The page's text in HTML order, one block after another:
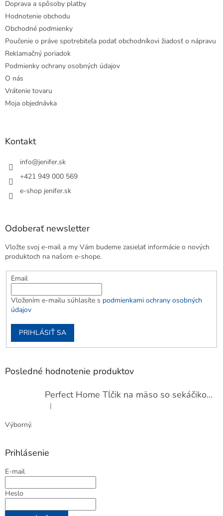
Doprava a spôsoby platby
Hodnotenie obchodu
Obchodné podmienky
Poučenie o práve spotrebiteľa podať obchodníkovi žiadosť o nápravu
Reklamačný poriadok
Podmienky ochrany osobných údajov
O nás
Vrátenie tovaru
Moja objednávka
Kontakt
info@jenifer.sk
+421 949 000 569
e-shop jenifer.sk
Odoberať newsletter
Vložte svoj e-mail a my Vám budeme zasielať informácie o nových
produktoch na našom e-shope.
Email
Vložením e-mailu súhlasíte s podmienkami ochrany osobných
údajov
PRIHLÁSIŤ SA
Posledné hodnotenie produktov
Perfect Home Tĺčik na mäso so sekáčikom, 56893
Hodnotenie produktu je 5 z 5 hviezdičiek.
|
Výborný.
Prihlásenie
E-mail
Heslo